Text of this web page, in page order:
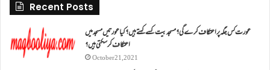
Recent Posts
عورت کس جگہ پر اعتکاف کرے گی؟مسجد بیت کسے کہتے ہیں؟کیا عورتیں مسجد میں
اعتکاف کر سکتی ہیں؟
October 21, 2021